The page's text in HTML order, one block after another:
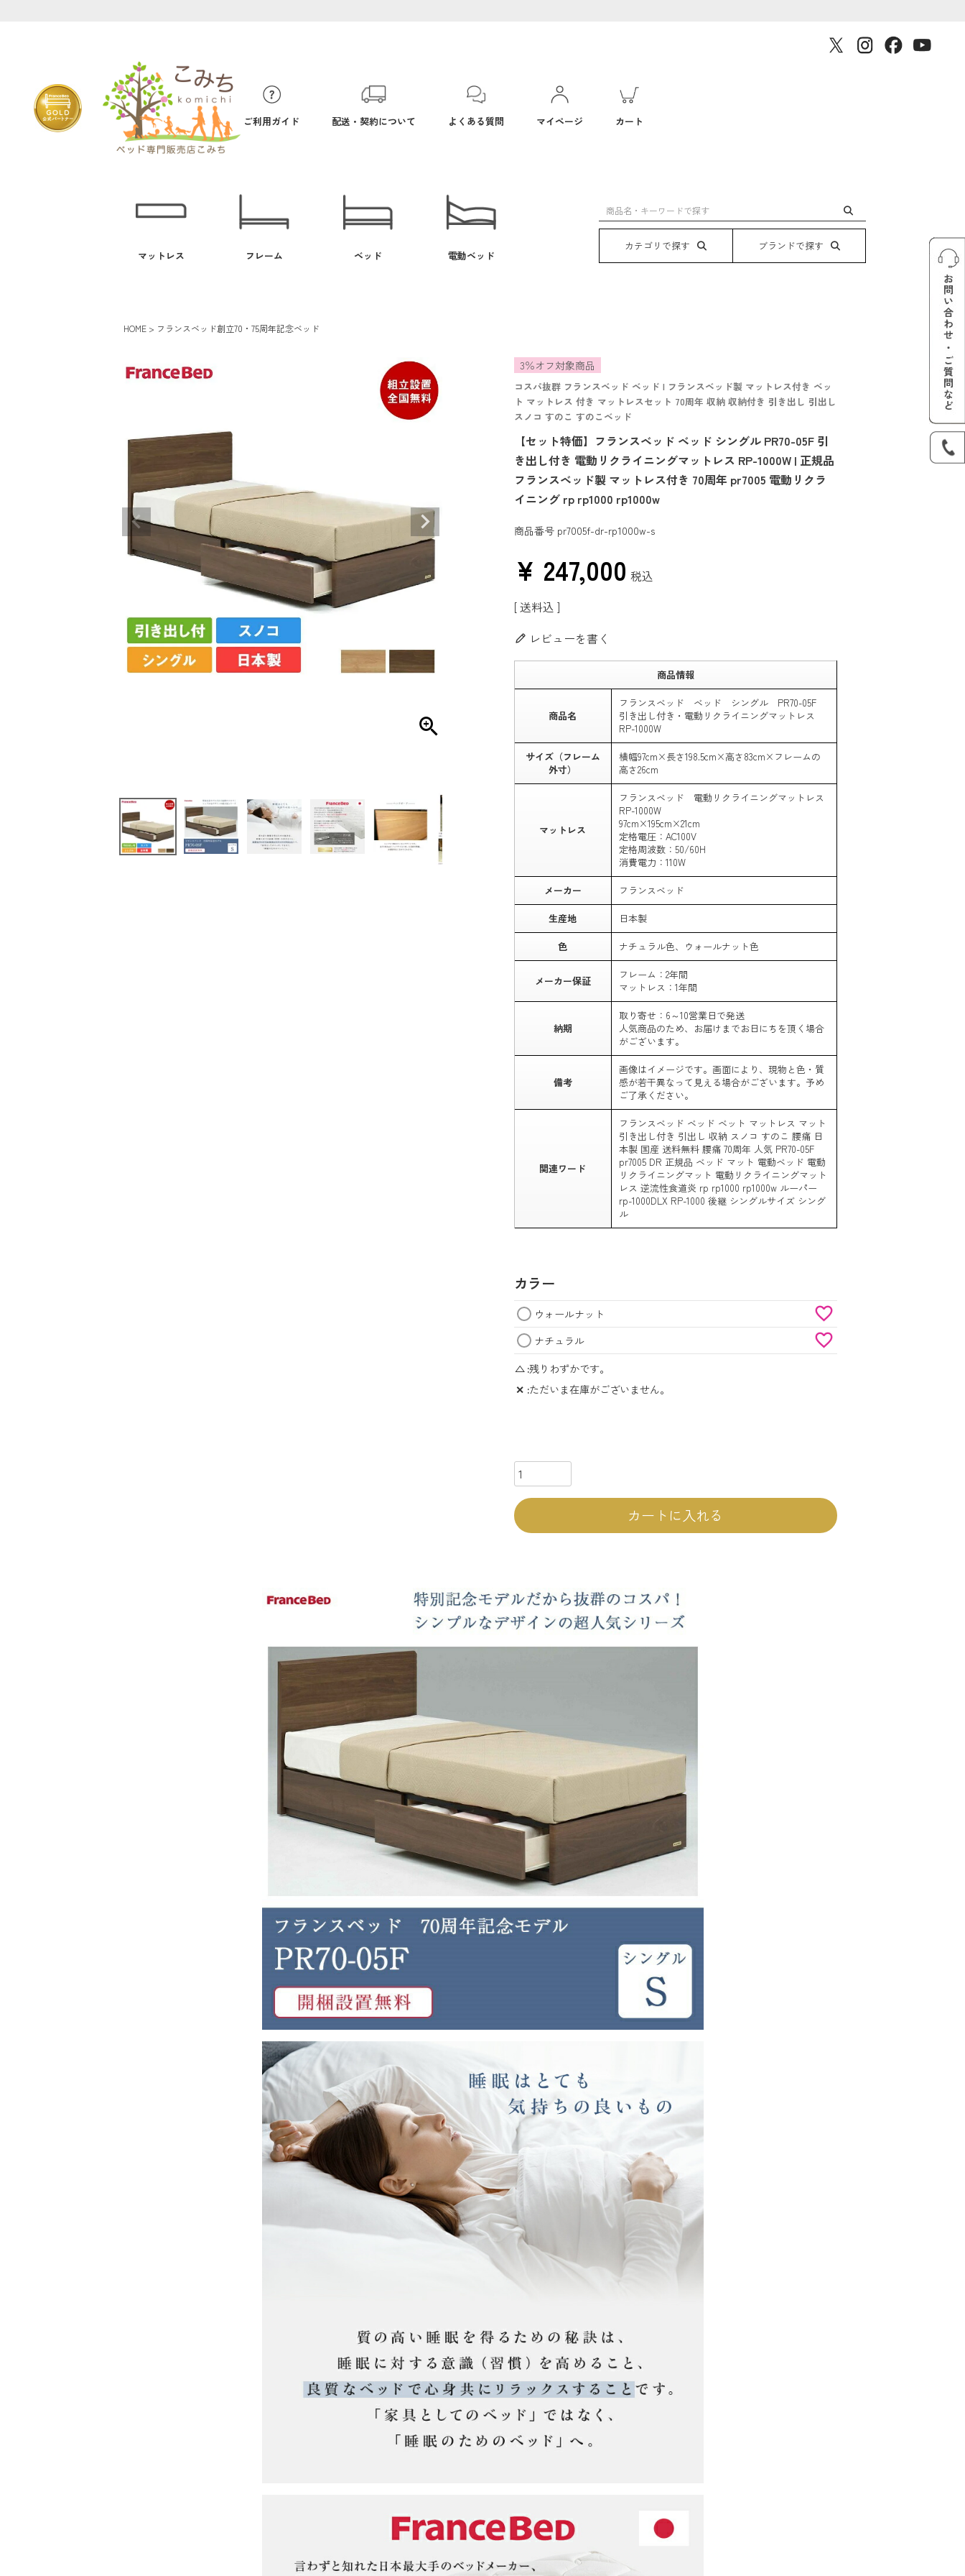
ご利用ガイド 配送・契約について よくある質問 マイページ カート
マットレス フレーム ベッド 電動ベッド
カテゴリで探す ブランドで探す
HOME フランスベッド創立70・75周年記念ベッド
3％オフ対象商品
コスパ抜群 フランスベッド ベッド | フランスベッド製 マットレス付き ベッ
ト マットレス 付き マットレスセット 70周年 収納 収納付き 引き出し 引出し
スノコ すのこ すのこベッド
【セット特価】フランスベッド ベッド シングル PR70-05F 引
き出し付き 電動リクライニングマットレス RP-1000W | 正規品
フランスベッド製 マットレス付き 70周年 pr7005 電動リクラ
イニング rp rp1000 rp1000w
商品番号 pr7005f-dr-rp1000w-s
¥ 247,000 税込
送料込
レビューを書く
商品情報
商品名
フランスベッド ベッド シングル PR70-05F
引き出し付き・電動リクライニングマットレス
RP-1000W
サイズ（フレーム
外寸）
横幅97cm×長さ198.5cm×高さ83cm×フレームの
高さ26cm
マットレス
フランスベッド 電動リクライニングマットレス
RP-1000W
97cm×195cm×21cm
定格電圧：AC100V
定格周波数：50/60H
消費電力：110W
メーカー フランスベッド
生産地 日本製
色 ナチュラル色、ウォールナット色
メーカー保証
フレーム：2年間
マットレス：1年間
納期
取り寄せ：6～10営業日で発送
人気商品のため、お届けまでお日にちを頂く場合
がございます。
備考
画像はイメージです。画面により、現物と色・質
感が若干異なって見える場合がございます。予め
ご了承ください。
関連ワード
フランスベッド ベッド ベット マットレス マット
引き出し付き 引出し 収納 スノコ すのこ 腰痛 日
本製 国産 送料無料 腰痛 70周年 人気 PR70-05F
pr7005 DR 正規品 ベッド マット 電動ベッド 電動
リクライニングマット 電動リクライニングマット
レス 逆流性食道炎 rp rp1000 rp1000w ルーパー
rp-1000DLX RP-1000 後継 シングルサイズ シング
ル
カラー
ウォールナット
ナチュラル
△ 残りわずかです。
✕ ただいま在庫がございません。
カートに入れる